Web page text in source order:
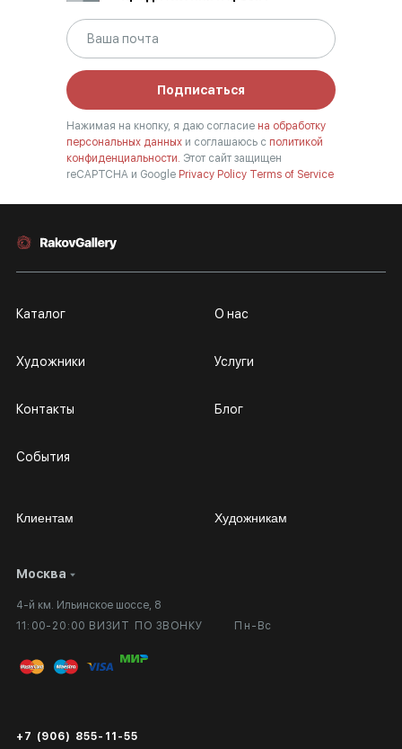
Подписаться
Нажимая на кнопку, я даю согласие на обработку
персональных данных и соглашаюсь с политикой
конфиденциальности. Этот сайт защищен
reCAPTCHA и Google Privacy Policy Terms of Service
Москва
4-й км. Ильинское шоссе, 8
11:00-20:00 ВИЗИТ ПО ЗВОНКУ
Пн-Вс
+7 (906) 855-11-55
Каталог
Художники
Контакты
События
О нас
Услуги
Блог
Клиентам
Личный кабинет
Вопросы и ответы
Публичная оферта
Экспертиза/Вывоз за границу
Художникам
Сотрудничество
Выставка в галерее